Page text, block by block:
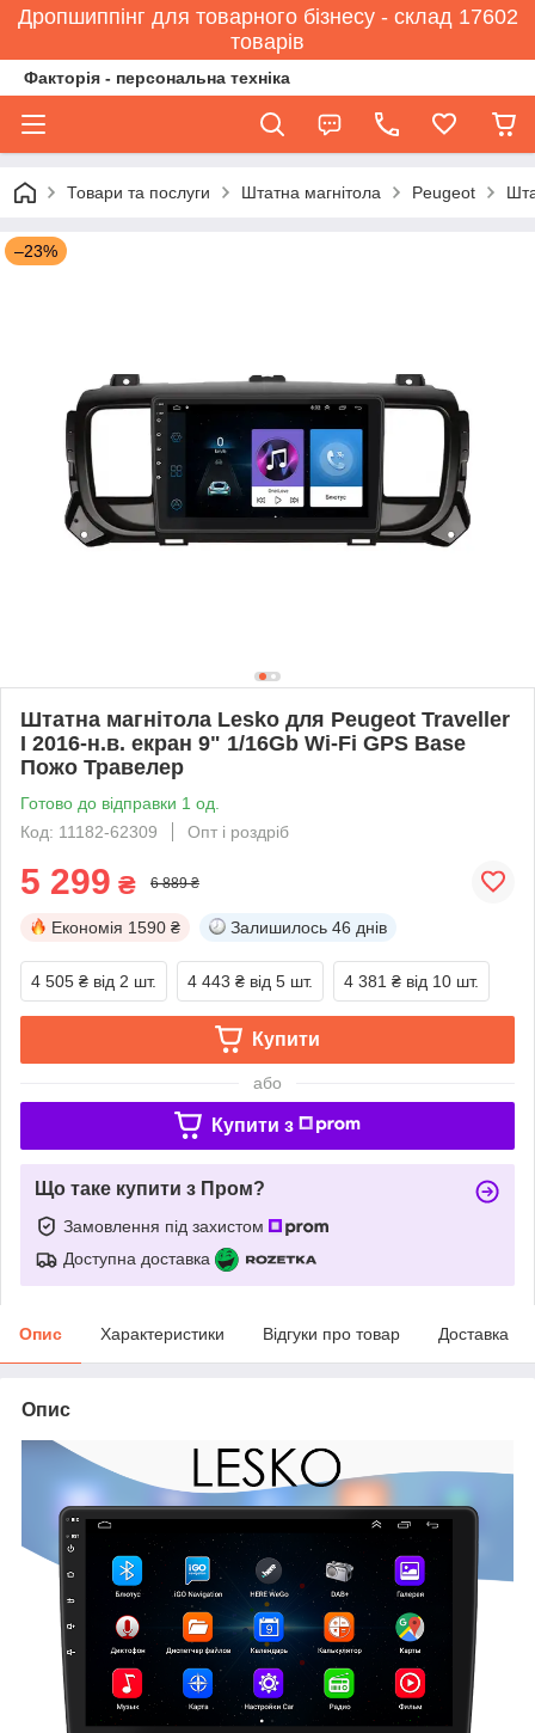
Дропшиппінг для товарного бізнесу - склад 17602
товарів
Факторія - персональна техніка
Товари та послуги Штатна магнітола Peugeot
–23%
Штатна магнітола Lesko для Peugeot Traveller
I 2016-н.в. екран 9" 1/16Gb Wi-Fi GPS Base
Пожо Травелер
Готово до відправки 1 од.
Код: 11182-62309
Опт і роздріб
5 299 ₴ 6 889 ₴
Економія 1590 ₴ Залишилось 46 днів
4 505 ₴ від 2 шт. 4 443 ₴ від 5 шт. 4 381 ₴ від 10 шт.
Купити
або
Купити з
Що таке купити з Пром?
Замовлення під захистом
Доступна доставка
Опис Характеристики Відгуки про товар Доставка
Опис